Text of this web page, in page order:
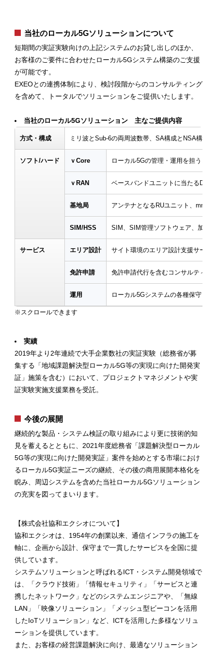
当社のローカル5Gソリューションについて
短期間の実証実験向けの上記システムのお貸し出しのほか、
お客様のご要件に合わせたローカル5Gシステム構築のご支援
が可能です。
EXEOとの連携体制により、検討段階からのコンサルティング
を含めて、トータルでソリューションをご提供いたします。
当社のローカル5Gソリューション 主なご提供内容
方式・構成 ミリ波とSub-6の両周波数帯、SA構成とNSA構成
ソフト/ハード ｖCore ローカル5Gの管理・運用を担うコ
ｖRAN ベースバンドユニットに当たるDU/
基地局 アンテナとなるRUユニット、
SIM/HSS SIM、SIM管理ソフトウェア、加入
サービス エリア設計 サイト環境のエリア設計支援サービ
免許申請 免許申請代行を含むコンサルティン
運用 ローカル5Gシステムの各種保守・運
実績
2019年より2年連続で大手企業数社の実証実験（総務省が募
集する「地域課題解決型ローカル5G等の実現に向けた開発実
証」施策を含む）において、プロジェクトマネジメントや実
証実験実施支援業務を受託。
今後の展開
継続的な製品・システム検証の取り組みにより更に技術的知
見を蓄えるとともに、2021年度総務省「課題解決型ローカル
5G等の実現に向けた開発実証」案件を始めとする市場におけ
るローカル5G実証ニーズの継続、その後の商用展開本格化を
睨み、周辺システムを含めた当社ローカル5Gソリューション
の充実を図ってまいります。
【株式会社協和エクシオについて】
協和エクシオは、1954年の創業以来、通信インフラの施工を
軸に、企画から設計、保守まで一貫したサービスを全国に提
供しています。
システムソリューションと呼ばれるICT・システム開発領域で
は、「クラウド技術」「情報セキュリティ」「サービスと連
携したネットワーク」などのシステムエンジニアや、「無線
LAN」「映像ソリューション」「メッシュ型ビーコンを活用
したIoTソリューション」など、ICTを活用した多様なソリュ
ーションを提供しています。
また、お客様の経営課題解決に向け、最適なソリューション